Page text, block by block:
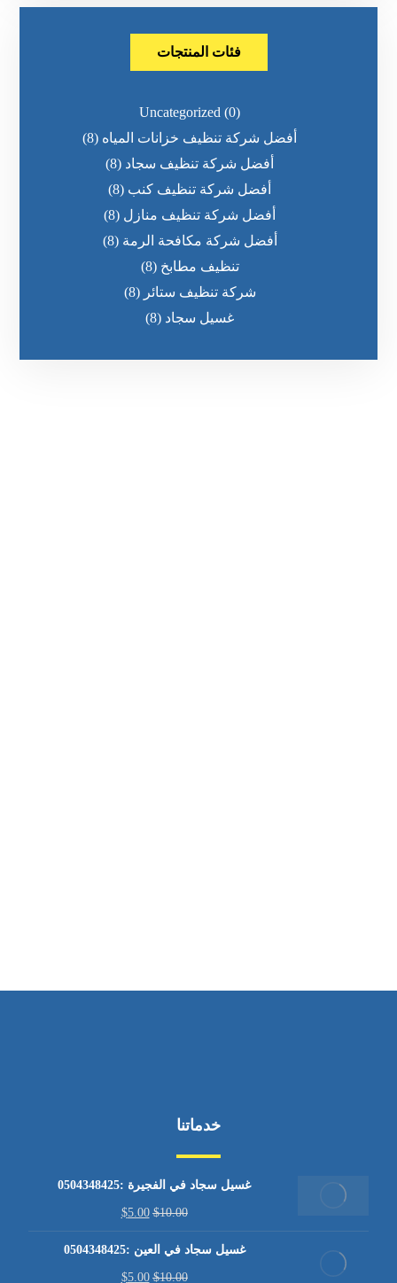
فئات المنتجات
Uncategorized (0)
أفضل شركة تنظيف خزانات المياه (8)
أفضل شركة تنظيف سجاد (8)
أفضل شركة تنظيف كنب (8)
أفضل شركة تنظيف منازل (8)
أفضل شركة مكافحة الرمة (8)
تنظيف مطابخ (8)
شركة تنظيف ستائر (8)
غسيل سجاد (8)
خدماتنا
غسيل سجاد في الفجيرة :0504348425
$10.00
$5.00
غسيل سجاد في العين :0504348425
$10.00
$5.00